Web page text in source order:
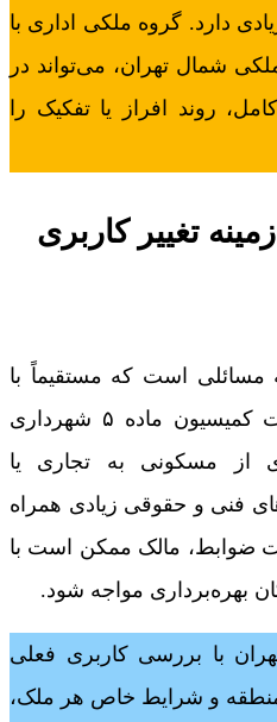
دارد. گروه ملکی اداری با
شمال تهران، می‌تواند در
روند افراز یا تفکیک را
تغییر کاربری
مسائلی است که مستقیماً با
قوانین شهرسازی و مقررات کمیسیون ماده ۵ شهرداری
از مسکونی به تجاری یا
فنی و حقوقی زیادی همراه
ضوابط، مالک ممکن است با
بهره‌برداری مواجه شود.
با بررسی کاربری فعلی
و شرایط خاص هر ملک،